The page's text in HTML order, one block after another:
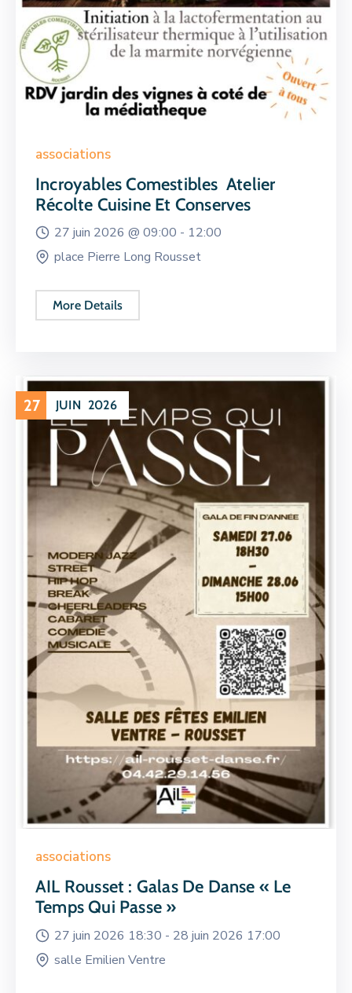
associations
Incroyables Comestibles Atelier
Récolte Cuisine Et Conserves
27 juin 2026 @ 09:00 - 12:00
place Pierre Long Rousset
More Details
27 JUIN 2026
associations
AIL Rousset : Galas De Danse « Le
Temps Qui Passe »
27 juin 2026 18:30 - 28 juin 2026 17:00
salle Emilien Ventre